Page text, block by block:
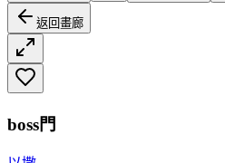
返回畫廊
boss門